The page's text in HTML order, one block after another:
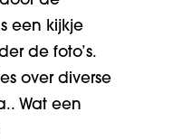
een kijkje
de foto’s.
over diverse
Wat een